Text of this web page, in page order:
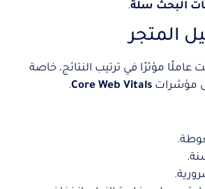
البحث سلة.
مؤثرًا في ترتيب النتائج، خاصة
مؤشرات Core Web Vitals
.